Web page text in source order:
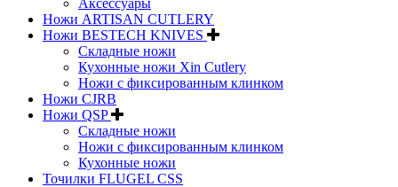
Аксессуары
Ножи ARTISAN CUTLERY
Ножи BESTECH KNIVES
Складные ножи
Кухонные ножи Xin Cutlery
Ножи с фиксированным клинком
Ножи CJRB
Ножи QSP
Складные ножи
Ножи с фиксированным клинком
Кухонные ножи
Точилки FLUGEL CSS